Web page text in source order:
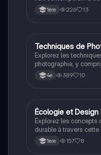
Ce document
nature, des
1ère 226 13
Art
Techniques de
Explorez les
photographie, y
photomontage, et la
aborde également les
: résumé.
4e 389 10
STD2A
Écologie et Design
Explorez les concepts
durable à travers
vocabulaire
l'environnement, la
1ère 157 8